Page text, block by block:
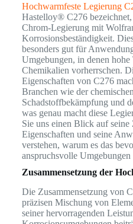
Hochwarmfeste Legierung
Hastelloy® C276
Chrom-Legierung mit
Korrosionsbeständigkeit.
besonders gut für
Umgebungen, in denen
Chemikalien vorherrschen.
Eigenschaften von C276
Branchen wie der
Schadstoffbekämpfung und
was genau macht diese
Sie uns einen Blick auf seine
Eigenschaften und seine
verstehen, warum es das
anspruchsvolle Umgebungen
Zusammensetzung der
Die Zusammensetzung von
präzisen Mischung von
seiner hervorragenden